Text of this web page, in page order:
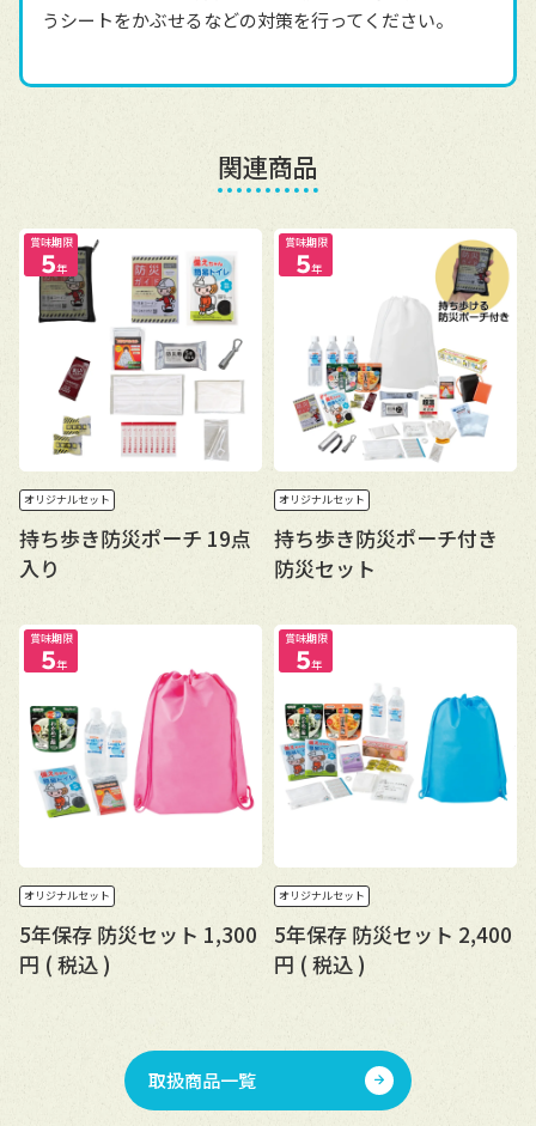
うシートをかぶせるなどの対策を行ってください。
関連商品
賞味期限
5年
オリジナルセット
持ち歩き防災ポーチ 19点
入り
賞味期限
5年
オリジナルセット
持ち歩き防災ポーチ付き
防災セット
賞味期限
5年
オリジナルセット
5年保存 防災セット 1,300
円 ( 税込 )
賞味期限
5年
オリジナルセット
5年保存 防災セット 2,400
円 ( 税込 )
取扱商品一覧